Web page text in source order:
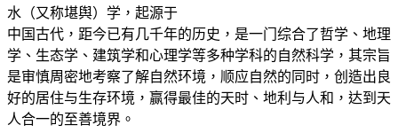
水（又称堪舆）学，起源于
中国古代，距今已有几千年的历史，是一门综合了哲学、地理
学、生态学、建筑学和心理学等多种学科的自然科学，其宗旨
是审慎周密地考察了解自然环境，顺应自然的同时，创造出良
好的居住与生存环境，赢得最佳的天时、地利与人和，达到天
人合一的至善境界。